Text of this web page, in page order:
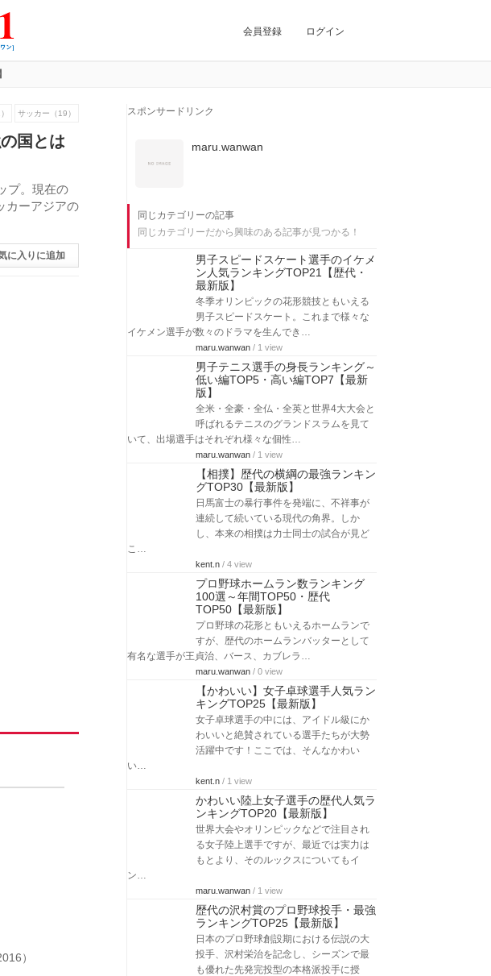
会員登録 ログイン
サッカー（19）
国とは
プ。現在の
カーアジアの
に入りに追加
）
スポンサードリンク
maru.wanwan
同じカテゴリーの記事
同じカテゴリーだから興味のある記事が見つかる！
男子スピードスケート選手のイケメ
ン人気ランキングTOP21【歴代・
最新版】
冬季オリンピックの花形競技ともいえる
男子スピードスケート。これまで様々な
イケメン選手が数々のドラマを生んでき…
maru.wanwan / 1 view
男子テニス選手の身長ランキング～
低い編TOP5・高い編TOP7【最新
版】
全米・全豪・全仏・全英と世界4大大会と
呼ばれるテニスのグランドスラムを見て
いて、出場選手はそれぞれ様々な個性…
maru.wanwan / 1 view
【相撲】歴代の横綱の最強ランキン
グTOP30【最新版】
日馬富士の暴行事件を発端に、不祥事が
連続して続いている現代の角界。しか
し、本来の相撲は力士同士の試合が見ど
こ…
kent.n / 4 view
プロ野球ホームラン数ランキング
100選～年間TOP50・歴代
TOP50【最新版】
プロ野球の花形ともいえるホームランで
すが、歴代のホームランバッターとして
有名な選手が王貞治、バース、カブレラ…
maru.wanwan / 0 view
【かわいい】女子卓球選手人気ラン
キングTOP25【最新版】
女子卓球選手の中には、アイドル級にか
わいいと絶賛されている選手たちが大勢
活躍中です！ここでは、そんなかわい
い…
kent.n / 1 view
かわいい陸上女子選手の歴代人気ラ
ンキングTOP20【最新版】
世界大会やオリンピックなどで注目され
る女子陸上選手ですが、最近では実力は
もとより、そのルックスについてもイ
ン…
maru.wanwan / 1 view
歴代の沢村賞のプロ野球投手・最強
ランキングTOP25【最新版】
日本のプロ野球創設期における伝説の大
投手、沢村栄治を記念し、シーズンで最
も優れた先発完投型の本格派投手に授